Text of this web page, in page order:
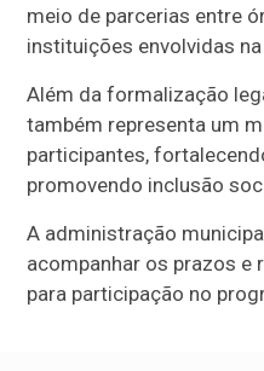
meio de parcerias entre
instituições envolvidas
Além da formalização
também representa um
participantes,
promovendo inclusão
A administração
acompanhar os prazos
para participação no